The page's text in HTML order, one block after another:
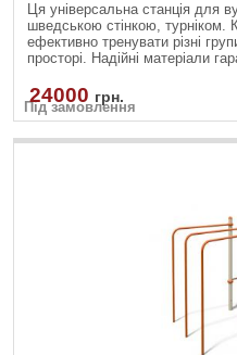
Ця універсальна станція для
шведською стінкою, турніком.
ефективно тренувати різні
просторі. Надійні матеріали
Під замовлення
24000 грн.